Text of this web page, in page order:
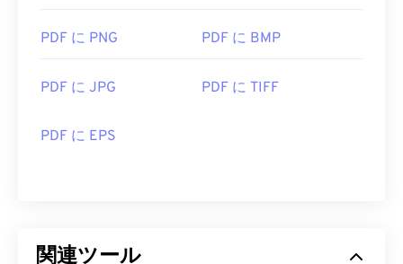
PDF に PNG PDF に BMP
PDF に JPG PDF に TIFF
PDF に EPS
関連ツール